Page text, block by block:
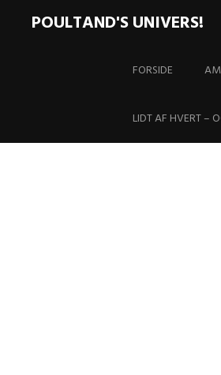
POULTAND'S UNIVERS!
to
FORSIDE
LIDT AF HVERT –